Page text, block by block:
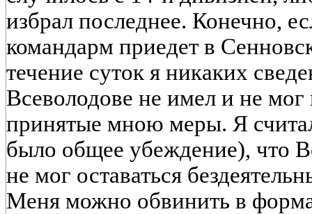
избрал последнее. Конечно,
командарм приедет в
течение суток я никаких
Всеволодове не имел и не мог
принятые мною меры. Я
было общее убеждение), что
не мог оставаться
Меня можно обвинить в